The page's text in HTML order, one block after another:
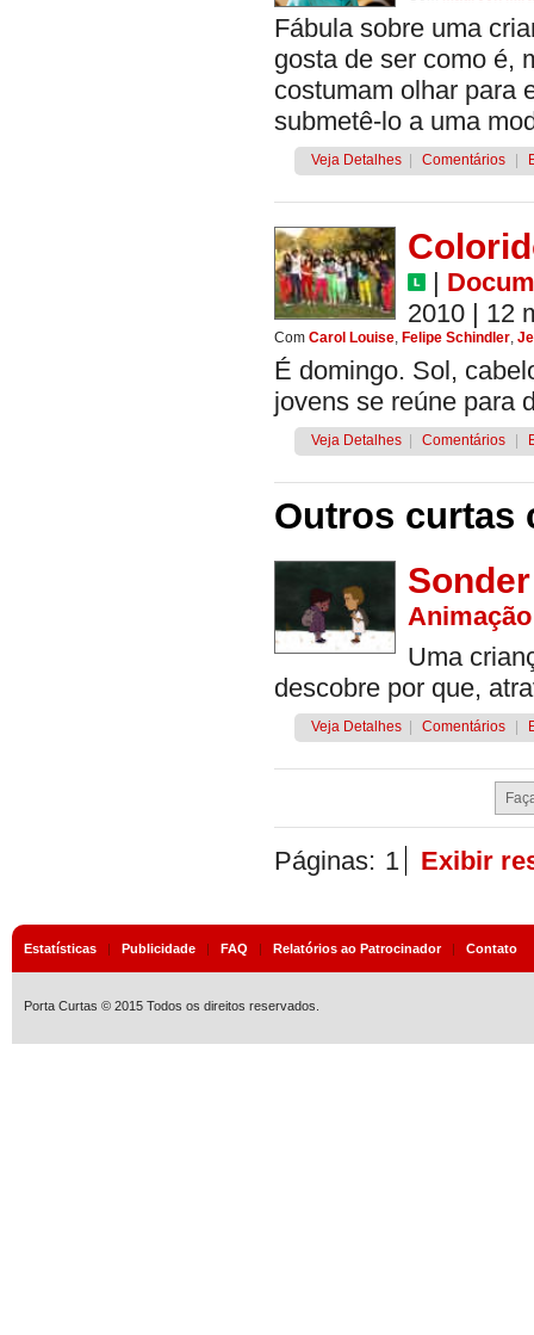
Fábula sobre uma
gosta de ser como é,
costumam olhar para
submetê-lo a uma
Veja Detalhes Comentários
|
2010 | 12
Com Carol Louise, Felipe Schindler,
É domingo. Sol,
jovens se reúne para
Veja Detalhes Comentários
Outros curtas
Sonder
Animação
Uma
descobre por que,
Veja Detalhes Comentários
Páginas: 1 Exibir
Estatísticas | Publicidade | FAQ | Relatórios ao Patrocinador| Contato
Porta Curtas © 2015 Todos os direitos reservados.